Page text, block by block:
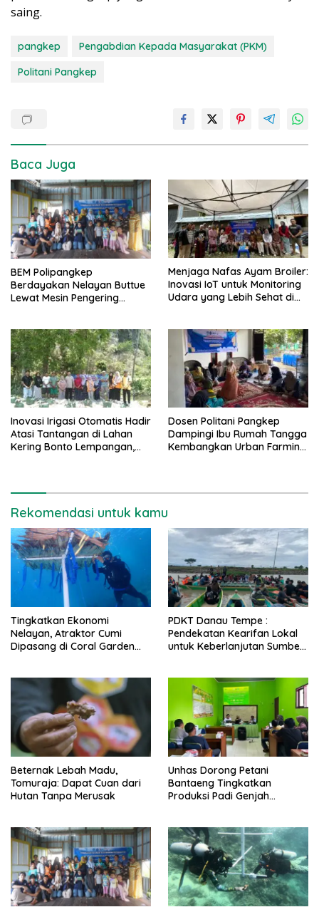
saing.
pangkep
Pengabdian Kepada Masyarakat (PKM)
Politani Pangkep
Baca Juga
BEM Polipangkep
Berdayakan Nelayan Buttue
Lewat Mesin Pengering
Menjaga Nafas Ayam Broiler:
Inovasi IoT untuk Monitoring
Udara yang Lebih Sehat di
Inovasi Irigasi Otomatis Hadir
Atasi Tantangan di Lahan
Kering Bonto Lempangan,
Dosen Politani Pangkep
Dampingi Ibu Rumah Tangga
Kembangkan Urban Farming
Rekomendasi untuk kamu
Tingkatkan Ekonomi
Nelayan, Atraktor Cumi
Dipasang di Coral Garden
PDKT Danau Tempe :
Pendekatan Kearifan Lokal
untuk Keberlanjutan Sumber
Beternak Lebah Madu,
Tomuraja: Dapat Cuan dari
Hutan Tanpa Merusak
Unhas Dorong Petani
Bantaeng Tingkatkan
Produksi Padi Genjah